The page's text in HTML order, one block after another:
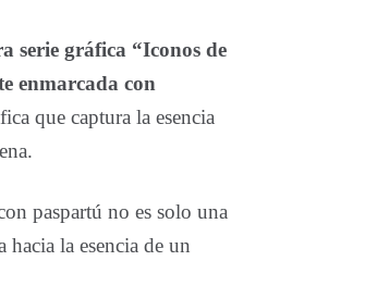
serie gráfica “Iconos de
enmarcada con
que captura la esencia
paspartú no es solo una
hacia la esencia de un